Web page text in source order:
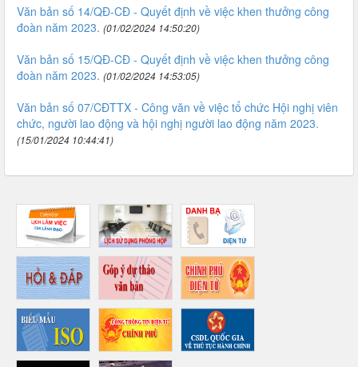
Văn bản số 14/QĐ-CĐ - Quyết định về việc khen thưởng công
đoàn năm 2023. (01/02/2024 14:50:20)
Văn bản số 15/QĐ-CĐ - Quyết định về việc khen thưởng công
đoàn năm 2023. (01/02/2024 14:53:05)
Văn bản số 07/CĐTTX - Công văn về việc tổ chức Hội nghị viên
chức, người lao động và hội nghị người lao động năm 2023.
(15/01/2024 10:44:41)